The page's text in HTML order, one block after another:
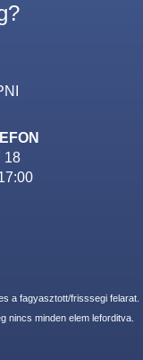
18
a fagyasztott/frisssegi felarat.
nincs minden elem leforditva.